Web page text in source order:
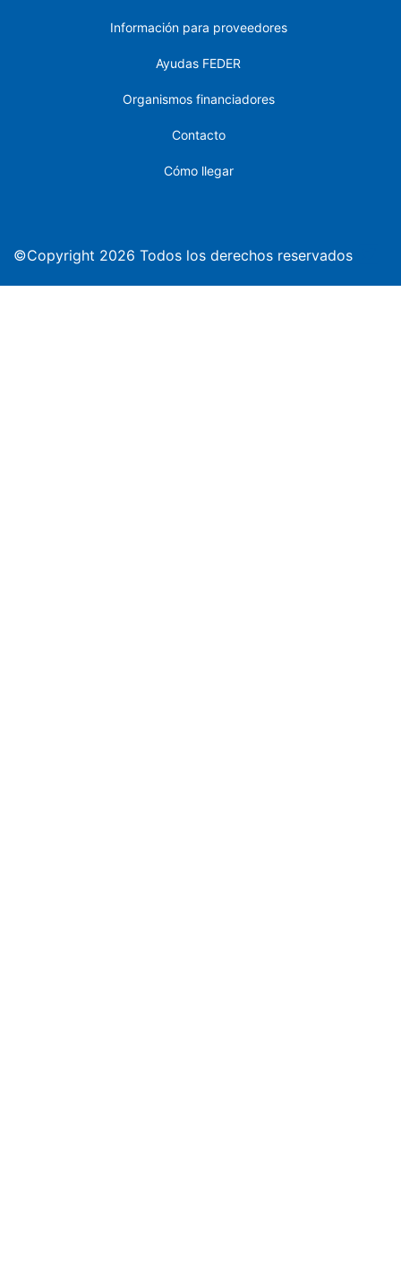
Información para proveedores
Ayudas FEDER
Organismos financiadores
Contacto
Cómo llegar
©Copyright 2026 Todos los derechos reservados